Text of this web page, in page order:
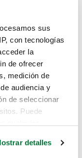
sus
con tecnologías
la
de ofrecer
medición de
audiencia y
de seleccionar
Puede
detalles
como
aquí.
estás